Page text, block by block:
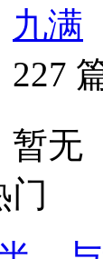
九满
227
暂无
门